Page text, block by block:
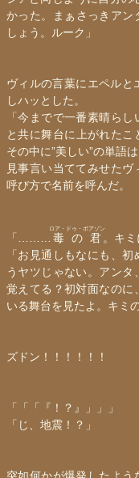
かった。まぁさっきア
しょう。ルーク」
ヴィルの言葉にエペルと
しハッとした。
「今までで一番素晴ら
と共に舞台に上がれた
その中に”美しい”の単語
見事言い当ててみせた
呼び方で名前を呼んだ。
「……… 毒の君
ロア・ドゥ・ポアゾン
。キ
「お見通しもなにも、
うヤツじゃない。アン
覚えてる？初対面なの
いる舞台を見たよ。キミ
ズドン！！！！！！
「「「『！？』」」」
「じ、地震！？」